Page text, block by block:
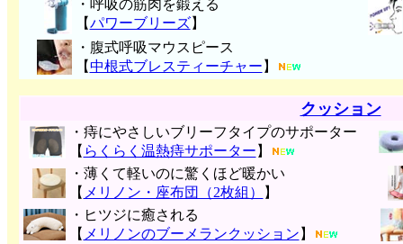
・呼吸の筋肉を鍛える
【パワーブリーズ】
・腹式呼吸マウスピース
【中根式ブレスティーチャー 】
クッション
・痔にやさしいブリーフタイプのサポーター
【 らくらく温熱痔サポーター 】
・薄くて軽いのに驚くほど暖かい
【 メリノン・座布団（2枚組）
】
・ヒツジに癒される
【 メリノンのブーメランクッション 】